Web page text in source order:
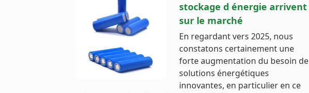
stockage d énergie arrivent
sur le marché
En regardant vers 2025, nous
constatons certainement une
forte augmentation du besoin de
solutions énergétiques
innovantes, en particulier en ce